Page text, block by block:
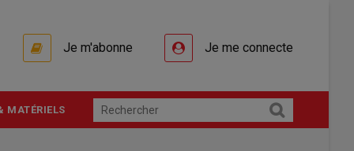
Je m'abonne Je me connecte
MATÉRIELS